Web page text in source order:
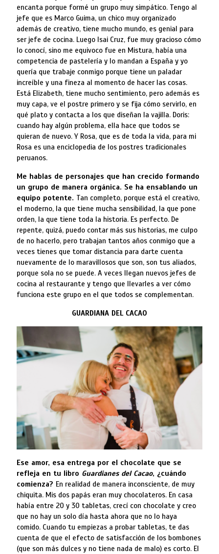
encanta porque formé un grupo muy simpático. Tengo al
jefe que es Marco Guima, un chico muy organizado
además de creativo, tiene mucho mundo, es genial para
ser jefe de cocina. Luego Isai Cruz, fue muy gracioso cómo
lo conocí, sino me equivoco fue en Mistura, había una
competencia de pastelería y lo mandan a España y yo
quería que trabaje conmigo porque tiene un paladar
increíble y una fineza al momento de hacer las cosas.
Está Elizabeth, tiene mucho sentimiento, pero además es
muy capa, ve el postre primero y se fija cómo servirlo, en
qué plato y contacta a los que diseñan la vajilla. Doris:
cuando hay algún problema, ella hace que todos se
quieran de nuevo. Y Rosa, que es de toda la vida, para mi
Rosa es una enciclopedia de los postres tradicionales
peruanos.
Me hablas de personajes que han crecido formando
un grupo de manera orgánica. Se ha ensablando un
equipo potente. Tan completo, porque está el creativo,
el moderno, la que tiene mucha sensibilidad, la que pone
orden, la que tiene toda la historia. Es perfecto. De
repente, quizá, puedo contar más sus historias, me culpo
de no hacerlo, pero trabajan tantos años conmigo que a
veces tienes que tomar distancia para darte cuenta
nuevamente de lo maravillosos que son, son tus aliados,
porque sola no se puede. A veces llegan nuevos jefes de
cocina al restaurante y tengo que llevarles a ver cómo
funciona este grupo en el que todos se complementan.
GUARDIANA DEL CACAO
Ese amor, esa entrega por el chocolate que se
refleja en tu libro Guardianes del Cacao, ¿cuándo
comienza? En realidad de manera inconsciente, de muy
chiquita. Mis dos papás eran muy chocolateros. En casa
había entre 20 y 30 tabletas, crecí con chocolate y creo
que no hay un solo día hasta ahora que no lo haya
comido. Cuando tu empiezas a probar tabletas, te das
cuenta de que el efecto de satisfacción de los bombones
(que son más dulces y no tiene nada de malo) es corto. El